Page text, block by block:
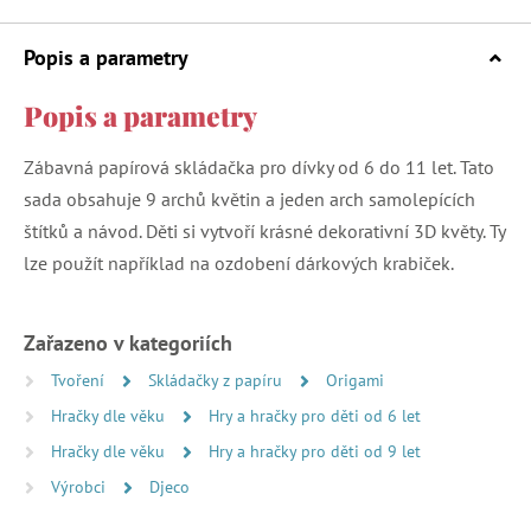
Popis a parametry
Popis a parametry
Zábavná papírová skládačka pro dívky od 6 do 11 let. Tato
sada obsahuje 9 archů květin a jeden arch samolepících
štítků a návod. Děti si vytvoří krásné dekorativní 3D květy. Ty
lze použít například na ozdobení dárkových krabiček.
Zařazeno v kategoriích
Tvoření Skládačky z papíru
Origami
Hračky dle věku
Hry a hračky pro děti od 6 let
Hračky dle věku
Hry a hračky pro děti od 9 let
Výrobci
Djeco